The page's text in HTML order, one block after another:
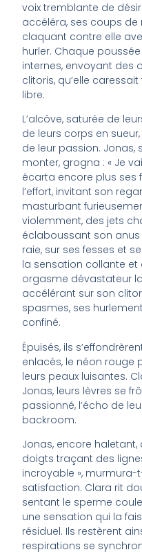
voix tremblante de
accéléra, ses coups de
claquant contre elle
hurler. Chaque
internes, envoyant des
clitoris, qu’elle
libre.
L’alcôve, saturée de
de leurs corps en
de leur passion.
monter, grogna : « Je
écarta encore plus ses
l’effort, invitant son
masturbant
violemment, des jets
éclaboussant son
raie, sur ses fesses et
la sensation collante et
orgasme dévastateur
accélérant sur son
spasmes, ses
confiné.
Épuisés, ils
enlacés, le néon rouge
leurs peaux luisantes.
Jonas, leurs lèvres se
passionné, l’écho de
backroom.
Jonas, encore
doigts traçant des
incroyable », murmura-
satisfaction. Clara rit
sentant le sperme
une sensation qui la
résiduel. Ils restèrent
respirations se